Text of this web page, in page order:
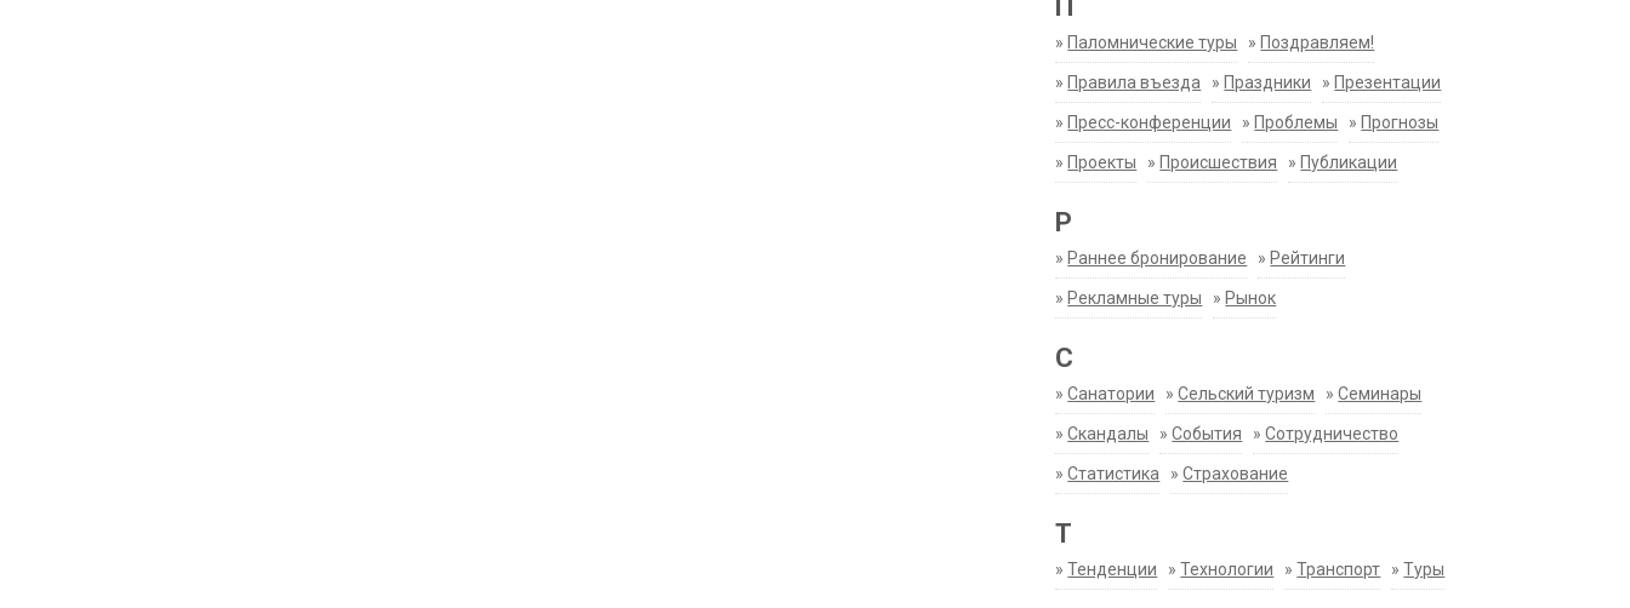
П
» Паломнические туры » Поздравляем!
» Правила въезда » Праздники » Презентации
» Пресс-конференции » Проблемы » Прогнозы
» Проекты » Происшествия » Публикации
Р
» Раннее бронирование » Рейтинги
» Рекламные туры » Рынок
С
»Санатории »Сельский туризм »Семинары
»Скандалы »События »Сотрудничество
»Статистика »Страхование
Т
»Тенденции »Технологии »Транспорт »Туры